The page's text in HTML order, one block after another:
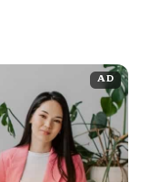
AD